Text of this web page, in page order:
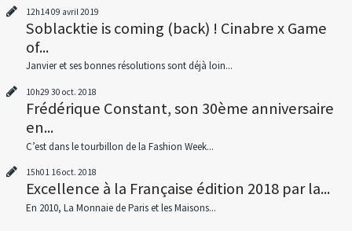
12h1409 avril 2019
Soblacktie is coming (back) ! Cinabre x Game
of...
Janvier et ses bonnes résolutions sont déjà loin...
10h29 30 oct. 2018
Frédérique Constant, son 30ème anniversaire
en...
C’est dans le tourbillon de la Fashion Week...
15h01 16oct. 2018
Excellence à la Française édition 2018 par la...
En 2010, La Monnaie de Paris et les Maisons...